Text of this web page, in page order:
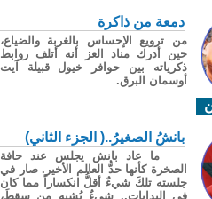
دمعة من ذاكرة
من ترويع الإحساس بالغربة والضياع،
حين أدرك مناد العز أنه أتلف روابط
ذكرياته بين حوافر خيول قبيلة آيت
أوسمان البرق.
بانشُ الصغيرُ..( الجزء الثاني)
ما عاد بانش يجلس عند حافة
الصخرة كأنها حدُّ العالم الأخير. صار في
جلسته تلكَ شيءٌ أقلُّ انكساراً مما كان
في البدايات.. شيءٌ يُشبِه من سقطَ،